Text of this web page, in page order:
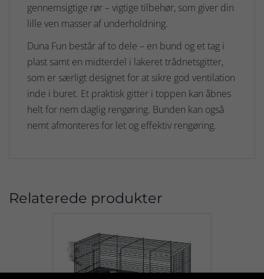
gennemsigtige rør – vigtige tilbehør, som giver din
lille ven masser af underholdning.
Duna Fun består af to dele – en bund og et tag i
plast samt en midterdel i lakeret trådnetsgitter,
som er særligt designet for at sikre god ventilation
inde i buret. Et praktisk gitter i toppen kan åbnes
helt for nem daglig rengøring. Bunden kan også
nemt afmonteres for let og effektiv rengøring.
Relaterede produkter